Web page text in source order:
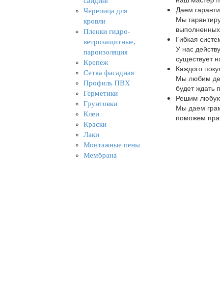
Черепица для
кровли
Пленки гидро-
ветрозащитные,
пароизоляция
Крепеж
Сетка фасадная
Профиль ПВХ
Герметики
Грунтовки
Клеи
Краски
Лаки
Монтажные пены
Мембрана
Даем
Мы
Гибкая
У нас
существует
Каждого
Мы любим
будет ждать
Решим
Мы даем
поможем